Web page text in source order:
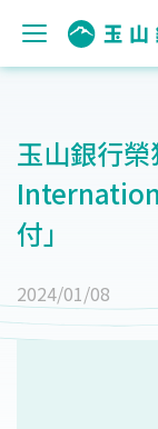
玉山銀行
付」
2024/01/08